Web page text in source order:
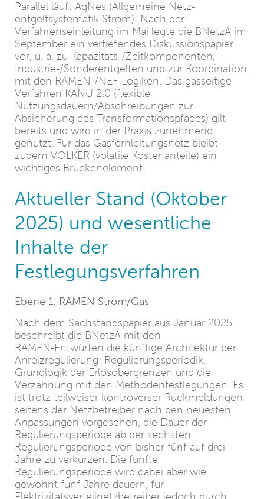
Parallel läuft AgNes (Allgemeine Netz-
entgeltsystematik Strom): Nach der
Verfahrenseinleitung im Mai legte die BNetzA im
September ein vertiefendes Diskussionspapier
vor, u. a. zu Kapazitäts-/Zeitkomponenten,
Industrie-/Sonderentgelten und zur Koordination
mit den RAMEN-/NEF-Logiken. Das gasseitige
Verfahren KANU 2.0 (flexible
Nutzungsdauern/Abschreibungen zur
Absicherung des Transformationspfades) gilt
bereits und wird in der Praxis zunehmend
genutzt. Für das Gasfernleitungsnetz bleibt
zudem VOLKER (volatile Kostenanteile) ein
wichtiges Brückenelement.
Aktueller Stand (Oktober
2025) und wesentliche
Inhalte der
Festlegungsverfahren
Ebene 1: RAMEN Strom/Gas
Nach dem Sachstandspapier aus Januar 2025
beschreibt die BNetzA mit den
RAMEN‑Entwürfen die künftige Architektur der
Anreizregulierung: Regulierungsperiodik,
Grundlogik der Erlösobergrenzen und die
Verzahnung mit den Methodenfestlegungen. Es
ist trotz teilweiser kontroverser Rückmeldungen
seitens der Netzbetreiber nach den neuesten
Anpassungen vorgesehen, die Dauer der
Regulierungsperiode ab der sechsten
Regulierungsperiode von bisher fünf auf drei
Jahre zu verkürzen. Die fünfte
Regulierungsperiode wird dabei aber wie
gewohnt fünf Jahre dauern, für
Elektrizitätsverteilnetzbetreiber jedoch durch